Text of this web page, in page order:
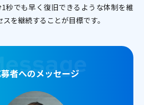
秒でも早く復旧できるような体制を維
を継続することが目標です。
者へのメッセージ